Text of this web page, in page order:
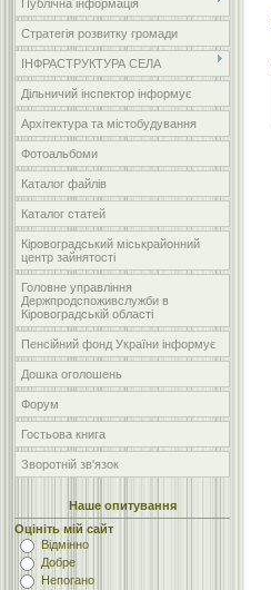
Публічна інформація
Стратегія розвитку громади
ІНФРАСТРУКТУРА СЕЛА
Дільничий інспектор інформує
Архітектура та містобудування
Фотоальбоми
Каталог файлів
Каталог статей
Кіровоградський міськрайонний
центр зайнятості
Головне управління
Держпродспоживслужби в
Кіровоградській області
Пенсійний фонд України інформує
Дошка оголошень
Форум
Гостьова книга
Зворотній зв'язок
Наше опитування
Оцініть мій сайт
Відмінно
Добре
Непогано